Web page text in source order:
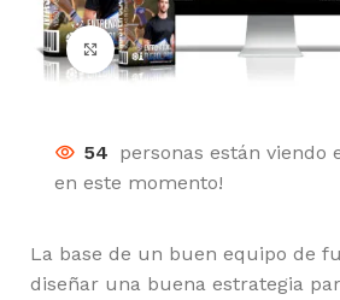
Click para agrandar
54 personas están viendo
en este momento!
La base de un buen equipo de
diseñar una buena estrategia